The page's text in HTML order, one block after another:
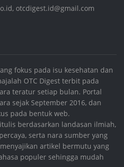
, otcdigest.id@gmail.com
fokus pada isu kesehatan dan
OTC Digest terbit pada
teratur setiap bulan. Portal
sejak September 2016, dan
pada bentuk web.
berdasarkan landasan ilmiah,
serta nara sumber yang
artikel bermutu yang
populer sehingga mudah